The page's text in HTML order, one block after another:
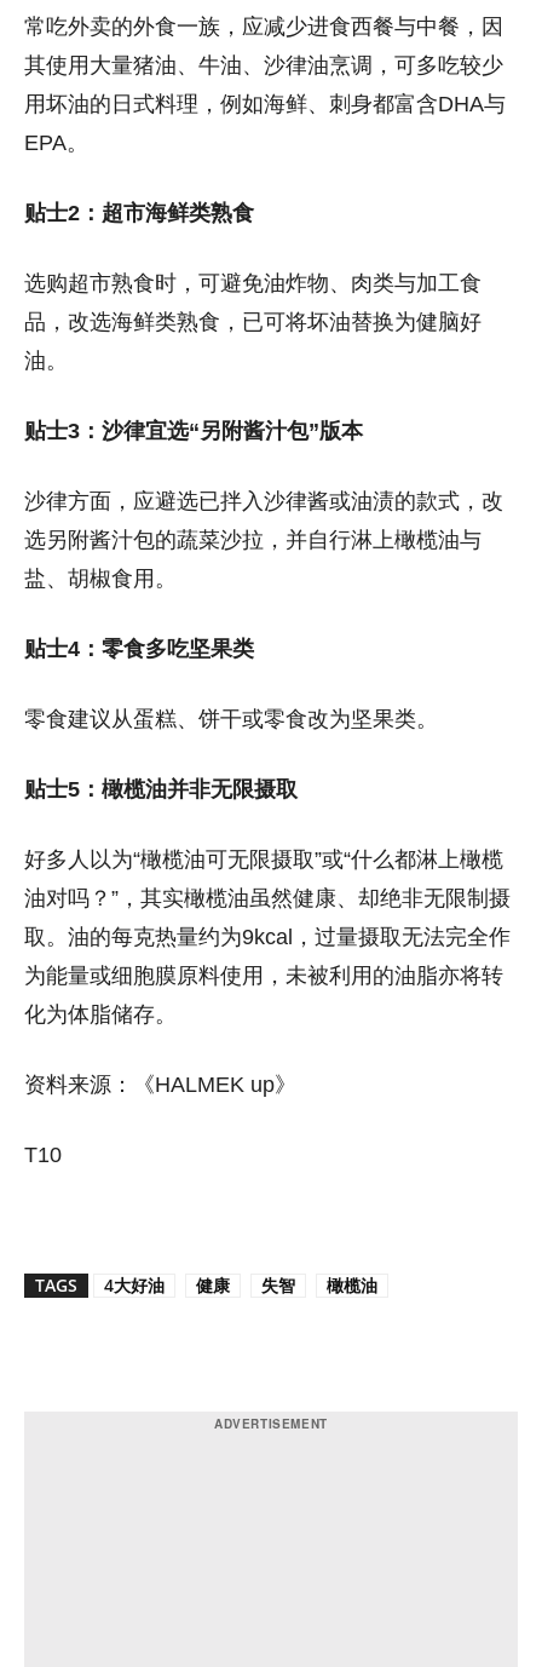
常吃外卖的外食一族，应减少进食西餐与中餐，因
其使用大量猪油、牛油、沙律油烹调，可多吃较少
用坏油的日式料理，例如海鲜、刺身都富含DHA与
EPA。
贴士2：超市海鲜类熟食
选购超市熟食时，可避免油炸物、肉类与加工食
品，改选海鲜类熟食，已可将坏油替换为健脑好
油。
贴士3：沙律宜选“另附酱汁包”版本
沙律方面，应避选已拌入沙律酱或油渍的款式，改
选另附酱汁包的蔬菜沙拉，并自行淋上橄榄油与
盐、胡椒食用。
贴士4：零食多吃坚果类
零食建议从蛋糕、饼干或零食改为坚果类。
贴士5：橄榄油并非无限摄取
好多人以为“橄榄油可无限摄取”或“什么都淋上橄榄
油对吗？”，其实橄榄油虽然健康、却绝非无限制摄
取。油的每克热量约为9kcal，过量摄取无法完全作
为能量或细胞膜原料使用，未被利用的油脂亦将转
化为体脂储存。
资料来源：《HALMEK up》
T10
TAGS 4大好油 健康 失智 橄榄油